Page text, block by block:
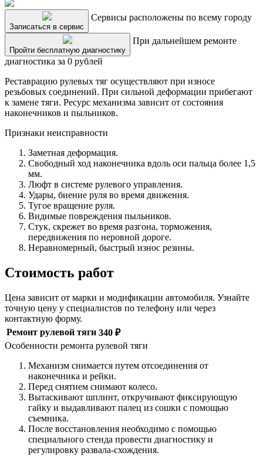
Записаться в сервис
Сервисы расположены по всему городу
Пройти бесплатную диагностику
При дальнейшем ремонте
диагностика за 0 рублей
Реставрацию рулевых тяг осуществляют при износе
резьбовых соединений. При сильной деформации прибегают
к замене тяги. Ресурс механизма зависит от состояния
наконечников и пыльников.
Признаки неисправности
Заметная деформация.
Свободный ход наконечника вдоль оси пальца более 1,5
мм.
Люфт в системе рулевого управления.
Удары, биение руля во время движения.
Тугое вращение руля.
Видимые повреждения пыльников.
Стук, скрежет во время разгона, торможения,
передвижения по неровной дороге.
Неравномерный, быстрый износ резины.
Стоимость работ
Цена зависит от марки и модификации автомобиля. Узнайте
точную цену у специалистов по телефону или через
контактную форму.
Ремонт рулевой тяги 340 ₽
Особенности ремонта рулевой тяги
Механизм снимается путем отсоединения от
наконечника и рейки.
Перед снятием снимают колесо.
Вытаскивают шплинт, откручивают фиксирующую
гайку и выдавливают палец из сошки с помощью
съемника.
После восстановления необходимо с помощью
специального стенда провести диагностику и
регулировку развала-схождения.